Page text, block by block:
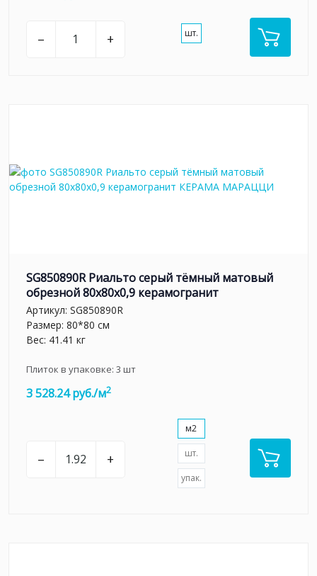
– + шт.
SG850890R Риальто серый тёмный матовый
обрезной 80x80x0,9 керамогранит
Артикул: SG850890R
Размер: 80*80 см
Вес: 41.41 кг
Плиток в упаковке: 3 шт
3 528.24 руб./м2
– +
м2
шт.
упак.